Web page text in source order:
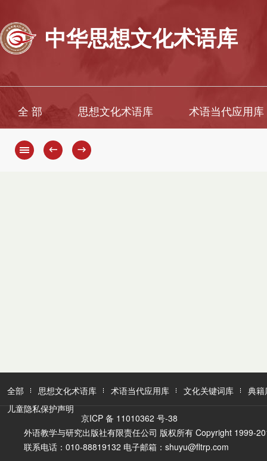
中华思想文化术语库
全 部 思想文化术语库 术语当代应用库
← →
全部 思想文化术语库 术语当代应用库 文化关键词库
典籍
儿童隐私保护声明
京ICP 备 11010362 号-38
外语教学与研究出版社有限责任公司 版权所有 Copyright 1999-
联系电话：010-88819132 电子邮箱：shuyu@fltrp.com